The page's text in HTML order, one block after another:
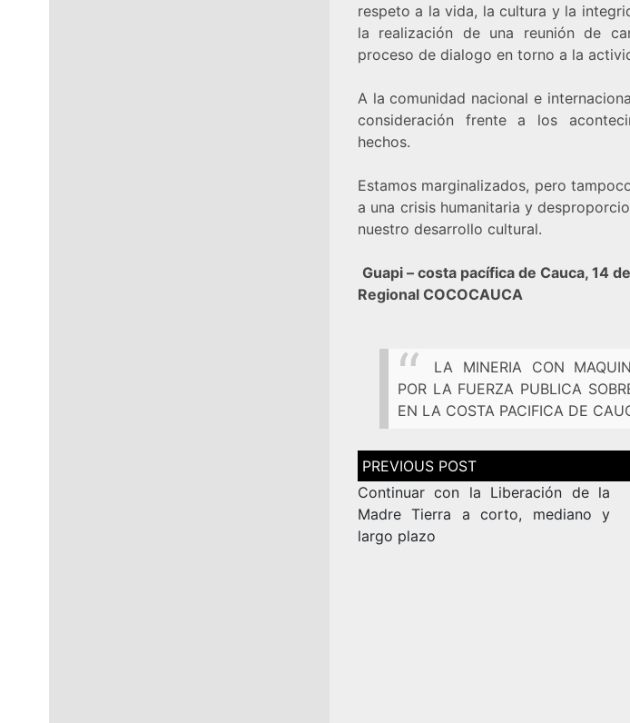
respeto a la vida, la cultura y la
la realización de una reunión de
proceso de dialogo en torno a la
A la comunidad nacional e
consideración frente a los
hechos.
Estamos marginalizados, pero
a una crisis humanitaria y
nuestro desarrollo cultural.
Guapi – costa pacífica de Cauca, 14
Regional COCOCAUCA
LA MINERIA CON
POR LA FUERZA PUBLICA
EN LA COSTA PACIFICA DE
Navegación
de
entradas
Continuar con la Liberación de la
Madre Tierra a corto, mediano y
largo plazo